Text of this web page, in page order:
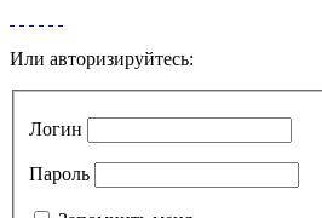
Или авторизируйтесь:
Логин
Пароль